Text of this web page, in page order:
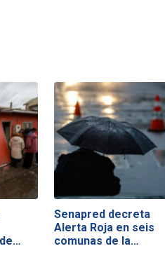
Senapred decreta
Alerta Roja en seis
comunas de la…